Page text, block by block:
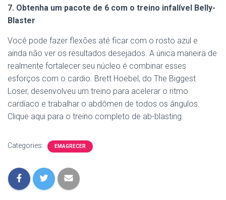
7. Obtenha um pacote de 6 com o treino infalível Belly-
Blaster
Você pode fazer flexões até ficar com o rosto azul e
ainda não ver os resultados desejados. A única maneira de
realmente fortalecer seu núcleo é combinar esses
esforços com o cardio. Brett Hoebel, do The Biggest
Loser, desenvolveu um treino para acelerar o ritmo
cardíaco e trabalhar o abdômen de todos os ângulos.
Clique aqui para o treino completo de ab-blasting.
Categories: EMAGRECER